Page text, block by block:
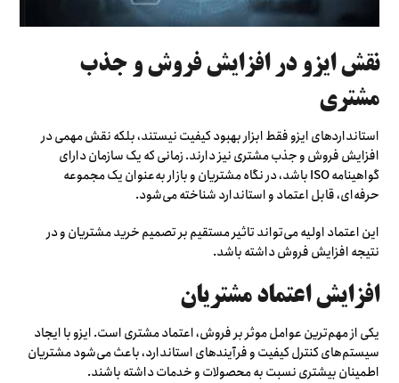
نقش ایزو در افزایش فروش و جذب
مشتری
استانداردهای ایزو فقط ابزار بهبود کیفیت نیستند، بلکه نقش مهمی در
افزایش فروش و جذب مشتری نیز دارند. زمانی که یک سازمان دارای
گواهینامه ISO باشد، در نگاه مشتریان و بازار به‌عنوان یک مجموعه
حرفه‌ای، قابل اعتماد و استاندارد شناخته می‌شود.
این اعتماد اولیه می‌تواند تاثیر مستقیم بر تصمیم خرید مشتریان و در
نتیجه افزایش فروش داشته باشد.
افزایش اعتماد مشتریان
یکی از مهم‌ترین عوامل موثر بر فروش، اعتماد مشتری است. ایزو با ایجاد
سیستم‌های کنترل کیفیت و فرآیندهای استاندارد، باعث می‌شود مشتریان
اطمینان بیشتری نسبت به محصولات و خدمات داشته باشند.